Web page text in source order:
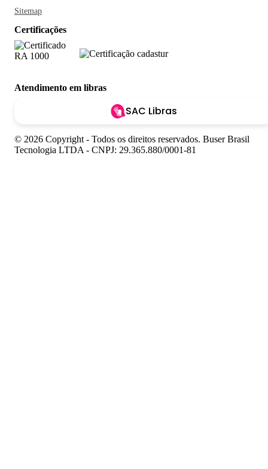
Sitemap
Certificações
Atendimento em libras
SAC Libras
© 2026 Copyright - Todos os direitos reservados. Buser Brasil
Tecnologia LTDA - CNPJ: 29.365.880/0001-81